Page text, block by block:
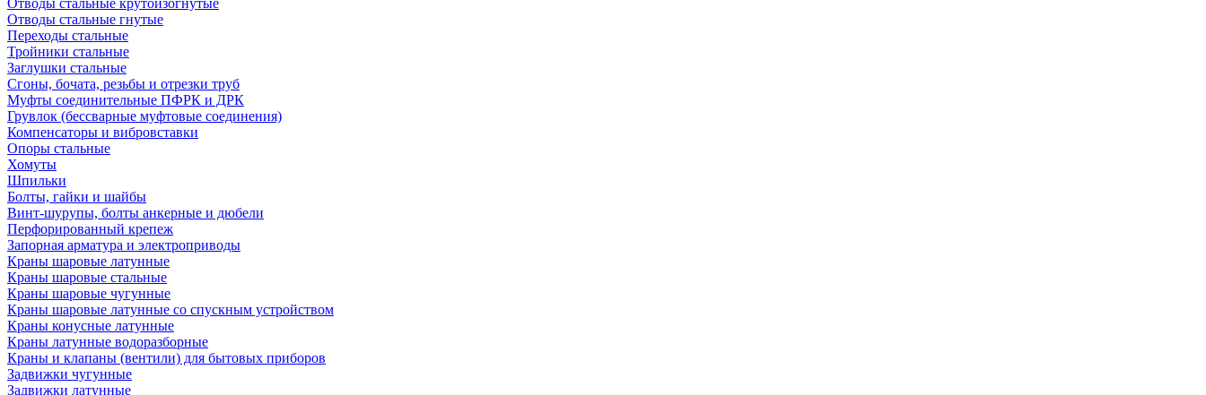
Отводы стальные крутоизогнутые
Отводы стальные гнутые
Переходы стальные
Тройники стальные
Заглушки стальные
Сгоны, бочата, резьбы и отрезки труб
Муфты соединительные ПФРК и ДРК
Грувлок (бессварные муфтовые соединения)
Компенсаторы и вибровставки
Опоры стальные
Хомуты
Шпильки
Болты, гайки и шайбы
Винт-шурупы, болты анкерные и дюбели
Перфорированный крепеж
Запорная арматура и электроприводы
Краны шаровые латунные
Краны шаровые стальные
Краны шаровые чугунные
Краны шаровые латунные со спускным устройством
Краны конусные латунные
Краны латунные водоразборные
Краны и клапаны (вентили) для бытовых приборов
Задвижки чугунные
Задвижки латунные